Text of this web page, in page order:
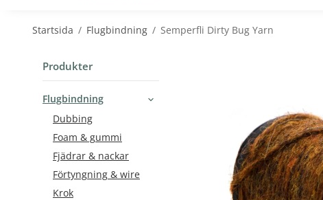
Startsida / Flugbindning / Semperfli Dirty Bug Yarn
Produkter
Flugbindning
Dubbing
Foam & gummi
Fjädrar & nackar
Förtyngning & wire
Krok